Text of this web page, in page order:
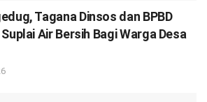
Tagana Dinsos dan BPBD
Air Bersih Bagi Warga Desa